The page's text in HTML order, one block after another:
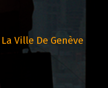
Ville De Genève